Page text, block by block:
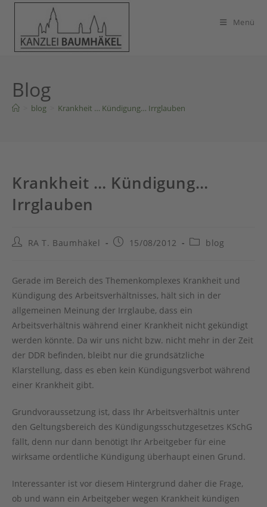
Zum
springen
Menü
Blog
blog Krankheit … Kündigung… Irrglauben
Krankheit … Kündigung…
Irrglauben
Beitrags-RA T. Baumhäkel
Beitrag15/08/2012
Beitrags-
blog
Gerade im Bereich des Themenkomplexes Krankheit und
Kündigung des Arbeitsverhältnisses, hält sich in der
allgemeinen Meinung der Irrglaube, dass ein
Arbeitsverhältnis während einer Krankheit nicht gekündigt
werden könnte. Da wir uns nicht bzw. nicht mehr in der Zeit
der DDR befinden, bleibt nur die grundsätzliche
Klarstellung, dass es eben kein Kündigungsverbot während
einer Krankheit gibt.
Grundvoraussetzung ist, dass Ihr Arbeitsverhältnis unter
den Geltungsbereich des Kündigungsschutzgesetzes KSchG
fällt, denn nur dann benötigt Ihr Arbeitgeber für eine
wirksame ordentliche Kündigung überhaupt einen Grund.
Interessanter ist vor diesem Hintergrund daher die Frage,
ob und wann ein Arbeitgeber wegen Krankheit kündigen